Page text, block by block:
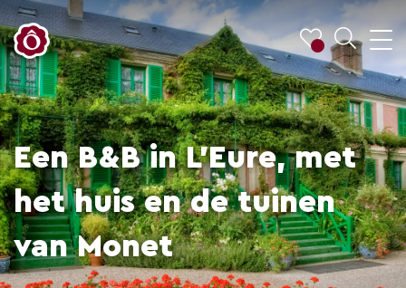
Een B&B in L'Eure, met
het huis en de tuinen
van Monet